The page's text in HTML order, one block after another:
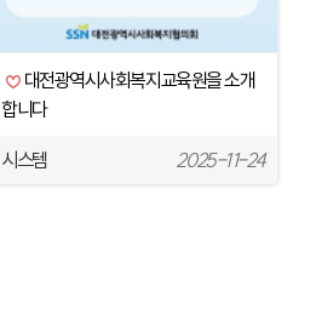
대전광역시사회복지교육원을 소개
합니다
시스템 2025-11-24